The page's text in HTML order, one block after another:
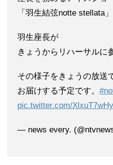
「羽生結弦notte stellata」
羽生座長が
きょうからリハーサルに
その様子をきょうの放送
お届けする予定です。
pic.twitter.com/
— news every.